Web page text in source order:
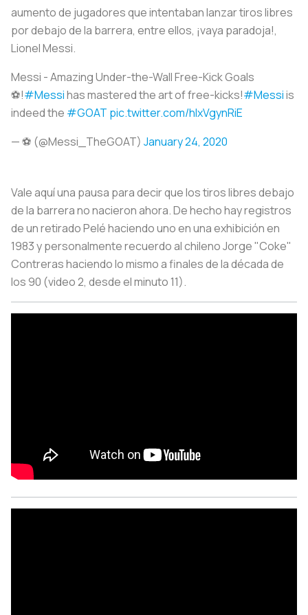
aumento de jugadores que intentaban lanzar tiros libres
por debajo de la barrera, entre ellos, ¡vaya paradoja!,
Lionel Messi.
Messi - Amazing Under-the-Wall Free-Kick Goals
⚽️!#Messihas mastered the art of free-kicks!#Messiis
indeed the #GOAT pic.twitter.com/hIxVgynRiE
— ⚽️ (@Messi_TheGOAT) January 24, 2020
Vale aquí una pausa para decir que los tiros libres debajo
de la barrera no nacieron ahora. De hecho hay registros
de un retirado Pelé haciendo uno en una exhibición en
1983 y personalmente recuerdo al chileno Jorge "Coke"
Contreras haciendo lo mismo a finales de la década de
los 90 (video 2, desde el minuto 11).